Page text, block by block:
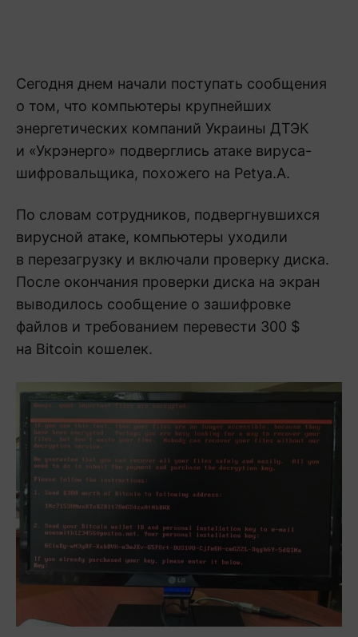
Сегодня днем начали поступать сообщения
о том, что компьютеры крупнейших
энергетических компаний Украины ДТЭК
и «Укрэнерго» подверглись атаке вируса-
шифровальщика, похожего на Petya.A.
По словам сотрудников, подвергнувшихся
вирусной атаке, компьютеры уходили
в перезагрузку и включали проверку диска.
После окончания проверки диска на экран
выводилось сообщение о зашифровке
файлов и требованием перевести 300 $
на Bitcoin кошелек.